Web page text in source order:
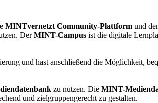
MINTvernetzt Community-Plattform und
DerMINT-Campus ist die digitale
und hast anschließend die Möglichkeit,
zu nutzen. Die MINT-
und zielgruppengerecht zu gestalten.